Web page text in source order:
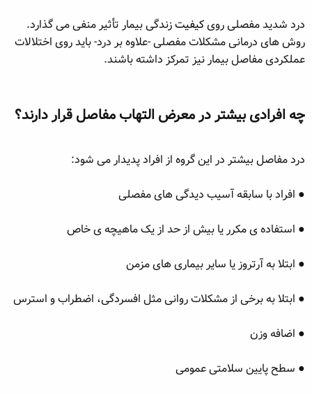
درد شدید مفصلی رویکیفیتزندگی بیمار تأثیر منفی می گذارد.
روش های درمانی مشکلات مفصلی -علاوه بر درد- باید روی اختلالات
عملکردی مفاصل بیمار نیز تمرکز داشته باشند.
چه افرادی بیشتر در معرض التهاب مفاصل قرار دارند؟​
درد مفاصل بیشتر در این گروه از افراد پدیدار می شود:
● افراد با سابقه آسیب دیدگی های مفصلی
● استفاده ی مکرر یا بیش از حد از یک ماهیچه ی خاص
● ابتلا به آرتروز یا سایر بیماری های مزمن
● ابتلا به برخی از مشکلات روانی مثل افسردگی، اضطراب و استرس
● اضافه وزن
● سطح پایین سلامتی عمومی